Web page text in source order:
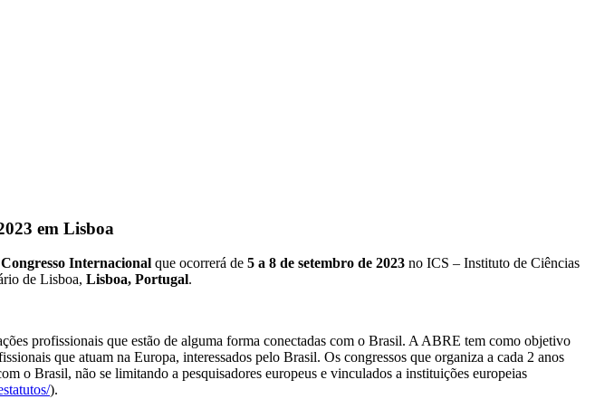
em Lisboa
Internacional que ocorrerá de 5 a 8 de setembro de 2023 no ICS – Instituto de Ciências
de Lisboa, Lisboa, Portugal.
profissionais que estão de alguma forma conectadas com o Brasil. A ABRE tem como objetivo
que atuam na Europa, interessados pelo Brasil. Os congressos que organiza a cada 2 anos
o Brasil, não se limitando a pesquisadores europeus e vinculados a instituições europeias
).